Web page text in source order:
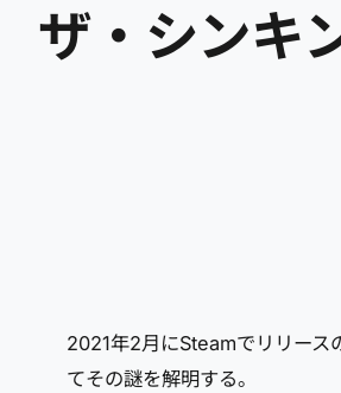
ザ・シンキ
2021年2月にSteamでリリース
てその謎を解明する。